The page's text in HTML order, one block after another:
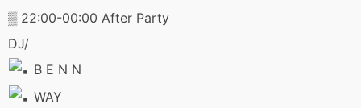
▒ 22:00-00:00 After Party
DJ/
B E N N
WAY